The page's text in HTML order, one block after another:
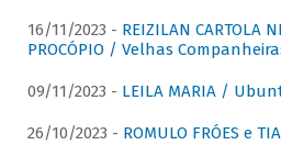
16/11/2023 - REIZILAN CARTOLA
PROCÓPIO / Velhas
09/11/2023 - LEILA MARIA /
26/10/2023 - ROMULO FRÓES e